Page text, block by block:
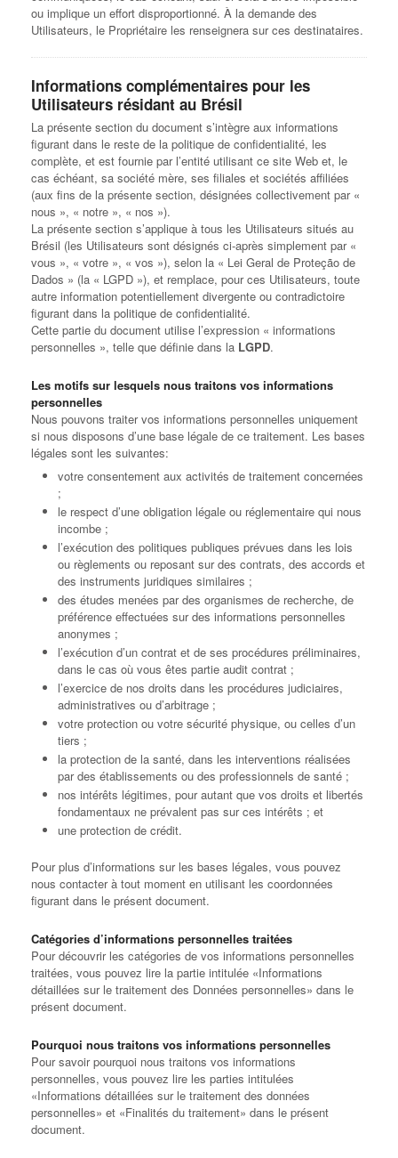
ou implique un effort disproportionné. À la demande des
Utilisateurs, le Propriétaire les renseignera sur ces destinataires.
Informations complémentaires pour les
Utilisateurs résidant au Brésil
La présente section du document s’intègre aux informations
figurant dans le reste de la politique de confidentialité, les
complète, et est fournie par l’entité utilisant ce site Web et, le
cas échéant, sa société mère, ses filiales et sociétés affiliées
(aux fins de la présente section, désignées collectivement par «
nous », « notre », « nos »).
La présente section s’applique à tous les Utilisateurs situés au
Brésil (les Utilisateurs sont désignés ci-après simplement par «
vous », « votre », « vos »), selon la « Lei Geral de Proteção de
Dados » (la « LGPD »), et remplace, pour ces Utilisateurs, toute
autre information potentiellement divergente ou contradictoire
figurant dans la politique de confidentialité.
Cette partie du document utilise l’expression « informations
personnelles », telle que définie dans la LGPD.
Les motifs sur lesquels nous traitons vos informations
personnelles
Nous pouvons traiter vos informations personnelles uniquement
si nous disposons d’une base légale de ce traitement. Les bases
légales sont les suivantes:
votre consentement aux activités de traitement concernées
;
le respect d’une obligation légale ou réglementaire qui nous
incombe ;
l’exécution des politiques publiques prévues dans les lois
ou règlements ou reposant sur des contrats, des accords et
des instruments juridiques similaires ;
des études menées par des organismes de recherche, de
préférence effectuées sur des informations personnelles
anonymes ;
l’exécution d’un contrat et de ses procédures préliminaires,
dans le cas où vous êtes partie audit contrat ;
l’exercice de nos droits dans les procédures judiciaires,
administratives ou d’arbitrage ;
votre protection ou votre sécurité physique, ou celles d’un
tiers ;
la protection de la santé, dans les interventions réalisées
par des établissements ou des professionnels de santé ;
nos intérêts légitimes, pour autant que vos droits et libertés
fondamentaux ne prévalent pas sur ces intérêts ; et
une protection de crédit.
Pour plus d’informations sur les bases légales, vous pouvez
nous contacter à tout moment en utilisant les coordonnées
figurant dans le présent document.
Catégories d’informations personnelles traitées
Pour découvrir les catégories de vos informations personnelles
traitées, vous pouvez lire la partie intitulée «Informations
détaillées sur le traitement des Données personnelles» dans le
présent document.
Pourquoi nous traitons vos informations personnelles
Pour savoir pourquoi nous traitons vos informations
personnelles, vous pouvez lire les parties intitulées
«Informations détaillées sur le traitement des données
personnelles» et «Finalités du traitement» dans le présent
document.